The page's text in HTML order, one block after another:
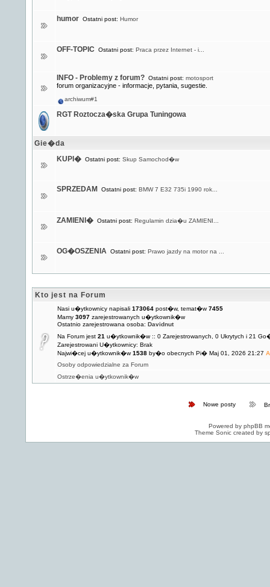
humor Ostatni post: Humor
OFF-TOPIC Ostatni post: Praca przez Internet - i...
INFO - Problemy z forum? Ostatni post: motosport
forum organizacyjne - informacje, pytania, sugestie.
archiwum#1
RGT Roztocza�ska Grupa Tuningowa
Gie�da
KUPI� Ostatni post: Skup Samochod�w
SPRZEDAM Ostatni post: BMW 7 E32 735i 1990 rok...
ZAMIENI� Ostatni post: Regulamin dzia�u ZAMIENI...
OG�OSZENIA Ostatni post: Prawo jazdy na motor na ...
Kto jest na Forum
Nasi u�ytkownicy napisali 173064 post�w, temat�w7455
Mamy 3097 zarejestrowanych u�ytkownik�w
Ostatnio zarejestrowana osoba: Davidnut
Na Forum jest 21 u�ytkownik�w :: 0 Zarejestrowanych, 0 Ukrytych i 21
Zarejestrowani U�ytkownicy: Brak
Najwi�cej u�ytkownik�w1538 by�o obecnych Pi� Maj 01, 2026 21:27
Osoby odpowiedzialne za Forum
Ostrze�enia u�ytkownik�w
Nowe posty
Powered by phpBB
Theme Sonic created by